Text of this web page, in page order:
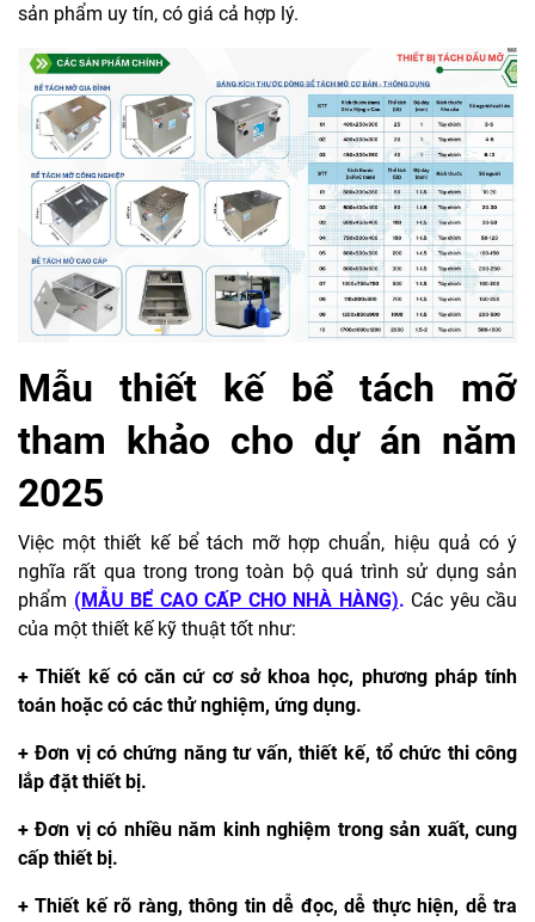
sản phẩm uy tín, có giá cả hợp lý.
Mẫu thiết kế bể tách mỡ
tham khảo cho dự án năm
2025
Việc một thiết kế bể tách mỡ hợp chuẩn, hiệu quả có ý
nghĩa rất qua trong trong toàn bộ quá trình sử dụng sản
phẩm (MẪU BỂ CAO CẤP CHO NHÀ HÀNG). Các yêu cầu
của một thiết kế kỹ thuật tốt như:
+ Thiết kế có căn cứ cơ sở khoa học, phương pháp tính
toán hoặc có các thử nghiệm, ứng dụng.
+ Đơn vị có chứng năng tư vấn, thiết kế, tổ chức thi công
lắp đặt thiết bị.
+ Đơn vị có nhiều năm kinh nghiệm trong sản xuất, cung
cấp thiết bị.
+ Thiết kế rõ ràng, thông tin dễ đọc, dễ thực hiện, dễ tra